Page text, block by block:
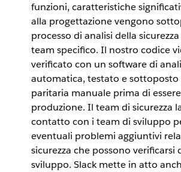
funzioni, caratteristiche
alla progettazione vengono
processo di analisi della
team specifico. Il nostro codice
verificato con un software di
automatica, testato e sottoposto
paritaria manuale prima di
produzione. Il team di sicurezza
contatto con i team di sviluppo
eventuali problemi aggiuntivi
sicurezza che possono verificarsi
sviluppo. Slack mette in atto